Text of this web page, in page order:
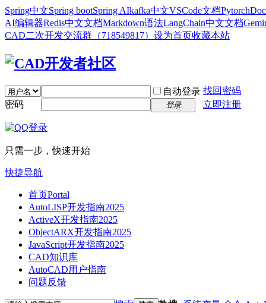
Spring中文Spring bootSpring AIkafka中文VSCode文档Pytorch
AI编辑器Redis中文文档Markdown语法LangChain中文文档
CAD二次开发交流群（718549817） 设为首页收藏本站
自动登录 找回密码
密码
登录 立即注册
只需一步，快速开始
快捷导航
首页Portal
AutoLISP开发指南2025
ActiveX开发指南2025
ObjectARX开发指南2025
JavaScript开发指南2025
CAD知识库
AutoCAD用户指南
问题反馈